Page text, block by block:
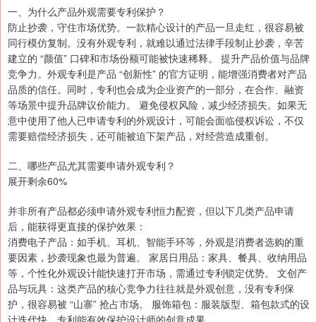
一、为什么产品外观需要专利保护？
防止抄袭，守住市场优势。一款精心设计的产品一旦走红，很容易被
同行模仿复制。没有外观专利，就难以通过法律手段制止抄袭，辛苦
建立的 “颜值” 口碑和市场份额可能被快速稀释。 提升产品价值与品牌
竞争力。外观专利是产品 “创新性” 的官方证明，能增强消费者对产品
品质的信任。同时，专利也会成为企业资产的一部分，在合作、融资
等场景中提升品牌议价能力。 避免侵权风险，减少经济损失。如果无
意中使用了他人已申请专利的外观设计，可能会面临侵权诉讼，不仅
需要赔偿经济损失，还可能被迫下架产品，对经营造成重创。
二、哪些产品尤其需要申请外观专利？
展开剩余60%
并非所有产品都必须申请外观专利恒力配资，但以下几类产品申请
后，能获得更直接的保护效果：
消费电子产品：如手机、耳机、智能手环等，外观是消费者选购的重
要因素，抄袭现象也最为普遍。 家居日用品：家具、餐具、收纳用品
等，个性化外观设计能快速打开市场，需通过专利锁定优势。 文创产
品与玩具：这类产品的核心竞争力往往就是外观创意，没有专利保
护，很容易被 “山寨” 抢占市场。 服饰箱包：服装版型、箱包款式的设